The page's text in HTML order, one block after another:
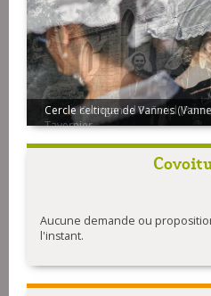
Cercle Korriganed Pañvrid
Tavernier
Aucune demande ou
l'instant.